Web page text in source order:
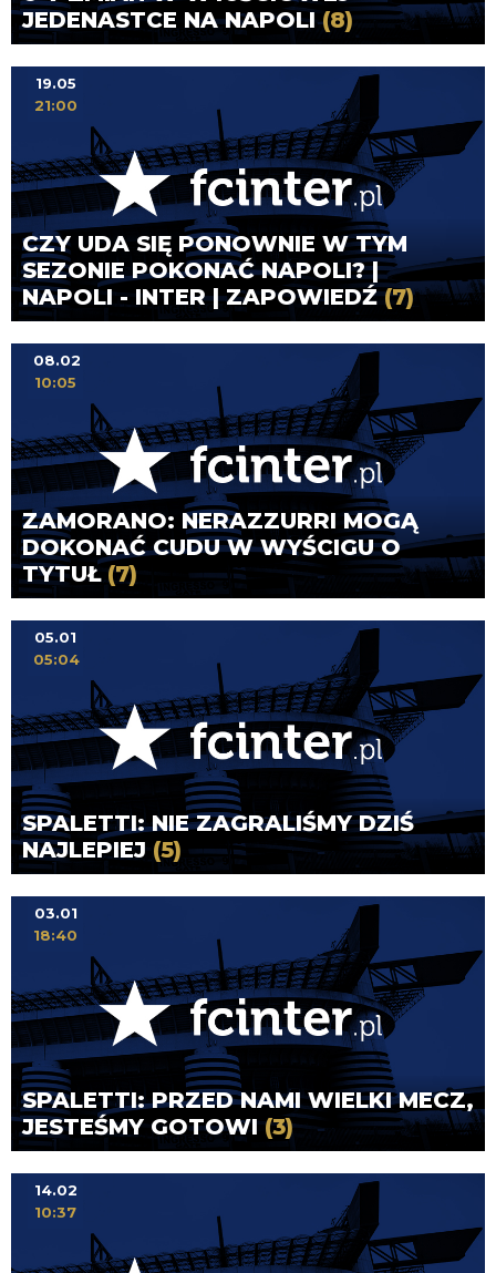
JEDENASTCE NA NAPOLI(8)
CZY UDA SIĘ PONOWNIE W TYM
SEZONIE POKONAĆ NAPOLI? |
NAPOLI - INTER | ZAPOWIEDŹ(7)
19.05
21:00
ZAMORANO: NERAZZURRI MOGĄ
DOKONAĆ CUDU W WYŚCIGU O
TYTUŁ (7)
08.02
10:05
SPALETTI: NIE ZAGRALIŚMY DZIŚ
NAJLEPIEJ (5)
05.01
05:04
SPALETTI: PRZED NAMI WIELKI MECZ,
JESTEŚMY GOTOWI (3)
03.01
18:40
14.02
10:37